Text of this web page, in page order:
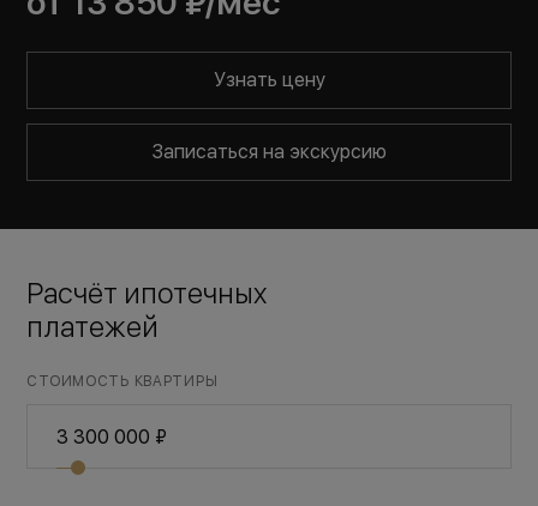
Узнать цену
Записаться на экскурсию
Расчёт ипотечных
платежей
СТОИМОСТЬ КВАРТИРЫ